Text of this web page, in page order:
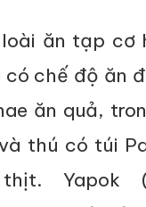
loài ăn tạp cơ
có chế độ ăn
ăn quả,
thú có túi
Yapok